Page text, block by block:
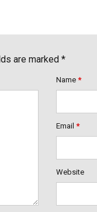
are marked *
Name *
Email *
Website